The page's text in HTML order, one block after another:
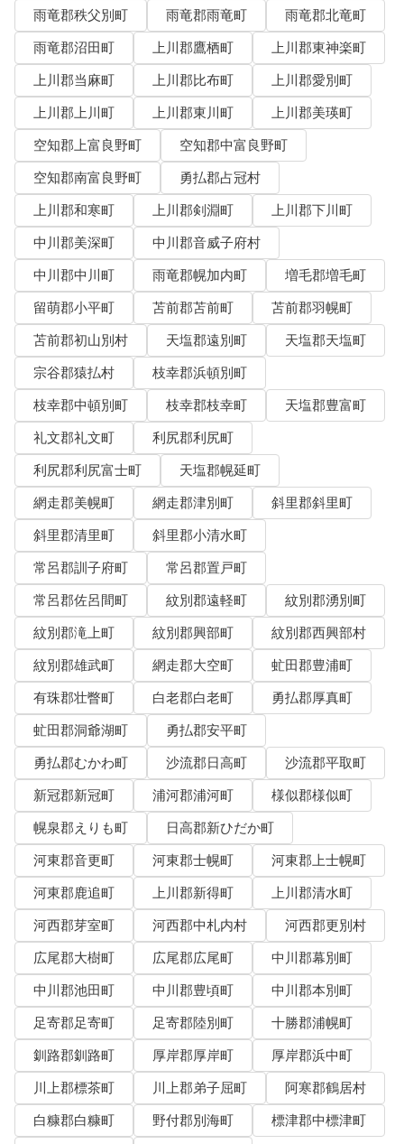
雨竜郡秩父別町
雨竜郡雨竜町
雨竜郡北竜町
雨竜郡沼田町
上川郡鷹栖町
上川郡東神楽町
上川郡当麻町
上川郡比布町
上川郡愛別町
上川郡上川町
上川郡東川町
上川郡美瑛町
空知郡上富良野町
空知郡中富良野町
空知郡南富良野町
勇払郡占冠村
上川郡和寒町
上川郡剣淵町
上川郡下川町
中川郡美深町
中川郡音威子府村
中川郡中川町
雨竜郡幌加内町
増毛郡増毛町
留萌郡小平町
苫前郡苫前町
苫前郡羽幌町
苫前郡初山別村
天塩郡遠別町
天塩郡天塩町
宗谷郡猿払村
枝幸郡浜頓別町
枝幸郡中頓別町
枝幸郡枝幸町
天塩郡豊富町
礼文郡礼文町
利尻郡利尻町
利尻郡利尻富士町
天塩郡幌延町
網走郡美幌町
網走郡津別町
斜里郡斜里町
斜里郡清里町
斜里郡小清水町
常呂郡訓子府町
常呂郡置戸町
常呂郡佐呂間町
紋別郡遠軽町
紋別郡湧別町
紋別郡滝上町
紋別郡興部町
紋別郡西興部村
紋別郡雄武町
網走郡大空町
虻田郡豊浦町
有珠郡壮瞥町
白老郡白老町
勇払郡厚真町
虻田郡洞爺湖町
勇払郡安平町
勇払郡むかわ町
沙流郡日高町
沙流郡平取町
新冠郡新冠町
浦河郡浦河町
様似郡様似町
幌泉郡えりも町
日高郡新ひだか町
河東郡音更町
河東郡士幌町
河東郡上士幌町
河東郡鹿追町
上川郡新得町
上川郡清水町
河西郡芽室町
河西郡中札内村
河西郡更別村
広尾郡大樹町
広尾郡広尾町
中川郡幕別町
中川郡池田町
中川郡豊頃町
中川郡本別町
足寄郡足寄町
足寄郡陸別町
十勝郡浦幌町
釧路郡釧路町
厚岸郡厚岸町
厚岸郡浜中町
川上郡標茶町
川上郡弟子屈町
阿寒郡鶴居村
白糠郡白糠町
野付郡別海町
標津郡中標津町